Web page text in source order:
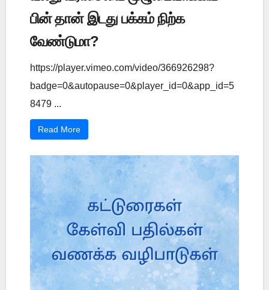
பின் தான் இடது பக்கம் நிற்க
வேண்டுமா?
https://player.vimeo.com/video/366926298?
badge=0&autopause=0&player_id=0&app_id=5
8479 ...
Read More